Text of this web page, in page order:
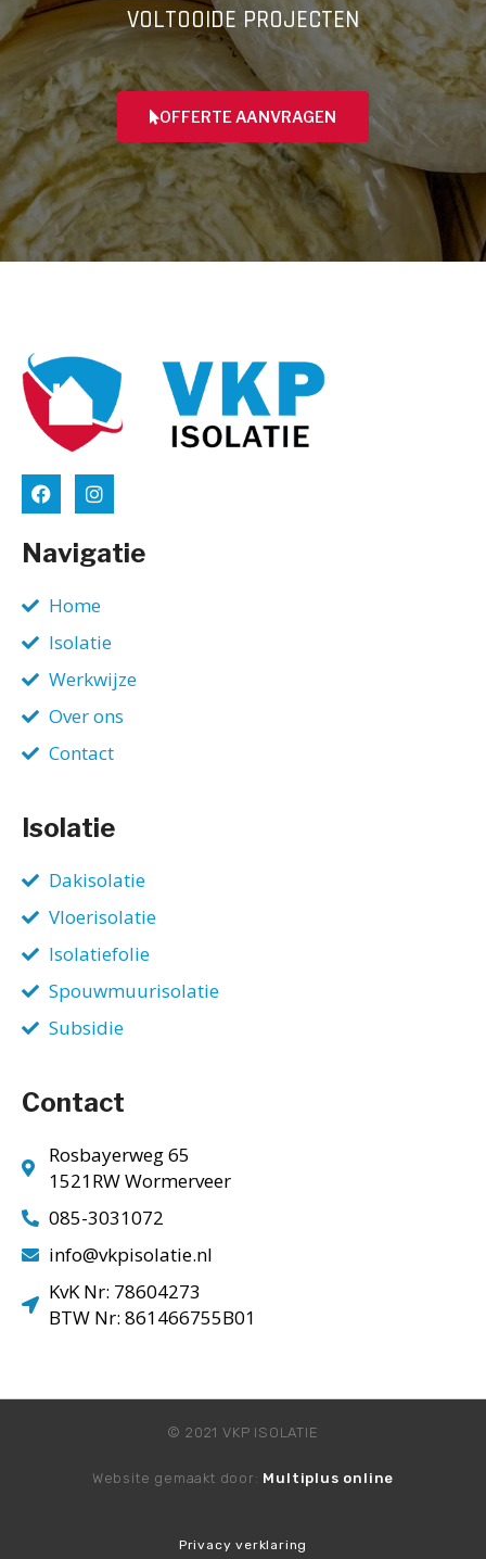
VOLTOOIDE PROJECTEN
OFFERTE AANVRAGEN
Navigatie
Home
Isolatie
Werkwijze
Over ons
Contact
Isolatie
Dakisolatie
Vloerisolatie
Isolatiefolie
Spouwmuurisolatie
Subsidie
Contact
Rosbayerweg 65
1521RW Wormerveer
085-3031072
info@vkpisolatie.nl
KvK Nr: 78604273
BTW Nr: 861466755B01
© 2021 VKP ISOLATIE
Website gemaakt door: Multiplus online
Privacy verklaring